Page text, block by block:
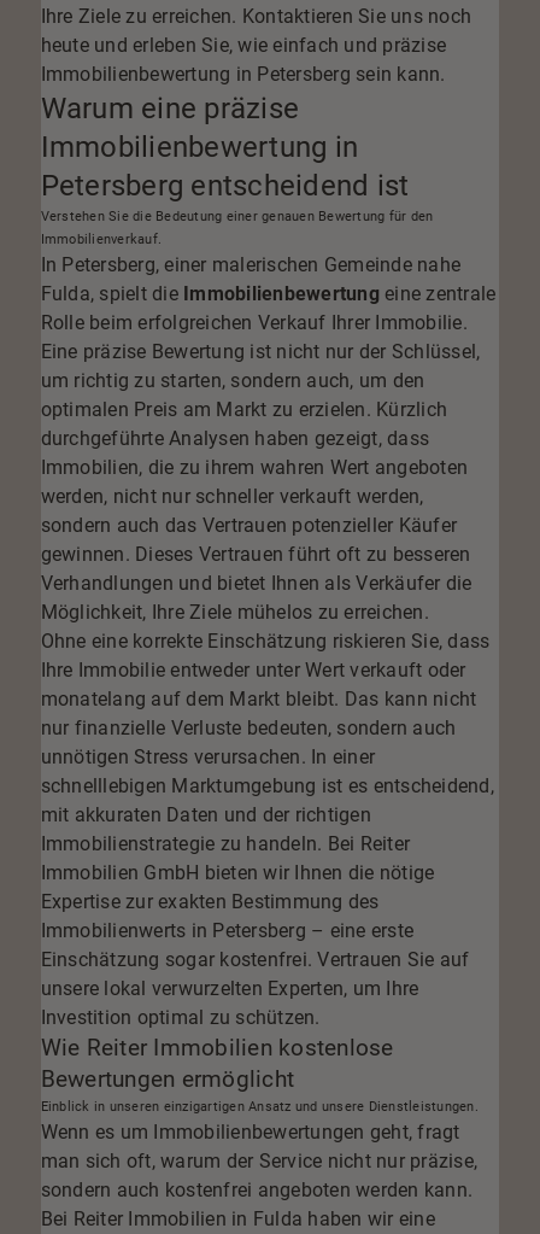
Ihre Ziele zu erreichen. Kontaktieren Sie uns noch
heute und erleben Sie, wie einfach und präzise
Immobilienbewertung in Petersberg sein kann.
Warum eine präzise
Immobilienbewertung in
Petersberg entscheidend ist
Verstehen Sie die Bedeutung einer genauen Bewertung für den
Immobilienverkauf.
In Petersberg, einer malerischen Gemeinde nahe
Fulda, spielt die Immobilienbewertung eine zentrale
Rolle beim erfolgreichen Verkauf Ihrer Immobilie.
Eine präzise Bewertung ist nicht nur der Schlüssel,
um richtig zu starten, sondern auch, um den
optimalen Preis am Markt zu erzielen. Kürzlich
durchgeführte Analysen haben gezeigt, dass
Immobilien, die zu ihrem wahren Wert angeboten
werden, nicht nur schneller verkauft werden,
sondern auch das Vertrauen potenzieller Käufer
gewinnen. Dieses Vertrauen führt oft zu besseren
Verhandlungen und bietet Ihnen als Verkäufer die
Möglichkeit, Ihre Ziele mühelos zu erreichen.
Ohne eine korrekte Einschätzung riskieren Sie, dass
Ihre Immobilie entweder unter Wert verkauft oder
monatelang auf dem Markt bleibt. Das kann nicht
nur finanzielle Verluste bedeuten, sondern auch
unnötigen Stress verursachen. In einer
schnelllebigen Marktumgebung ist es entscheidend,
mit akkuraten Daten und der richtigen
Immobilienstrategie zu handeln. Bei Reiter
Immobilien GmbH bieten wir Ihnen die nötige
Expertise zur exakten Bestimmung des
Immobilienwerts in Petersberg – eine erste
Einschätzung sogar kostenfrei. Vertrauen Sie auf
unsere lokal verwurzelten Experten, um Ihre
Investition optimal zu schützen.
Wie Reiter Immobilien kostenlose
Bewertungen ermöglicht
Einblick in unseren einzigartigen Ansatz und unsere Dienstleistungen.
Wenn es um Immobilienbewertungen geht, fragt
man sich oft, warum der Service nicht nur präzise,
sondern auch kostenfrei angeboten werden kann.
Bei Reiter Immobilien in Fulda haben wir eine